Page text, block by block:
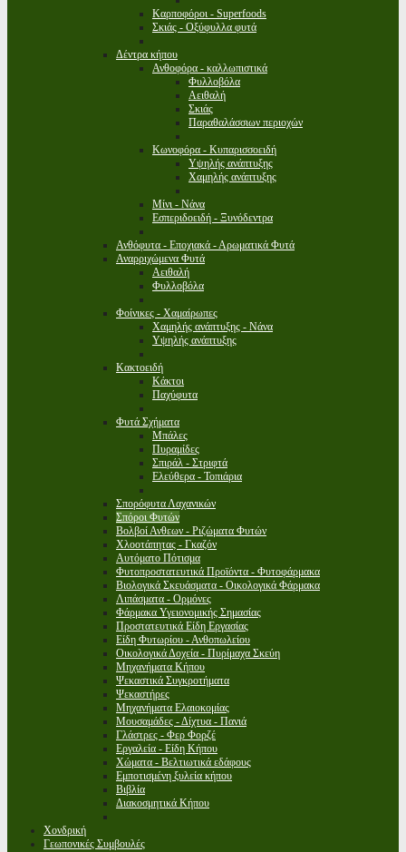
Καρποφόροι - Superfoods
Σκιάς - Οξύφυλλα φυτά
Δέντρα κήπου
Ανθοφόρα - καλλωπιστικά
Φυλλοβόλα
Αειθαλή
Σκιάς
Παραθαλάσσιων περιοχών
Κωνοφόρα - Κυπαρισσοειδή
Υψηλής ανάπτυξης
Χαμηλής ανάπτυξης
Μίνι - Νάνα
Εσπεριδοειδή - Ξυνόδεντρα
Ανθόφυτα - Εποχιακά - Αρωματικά Φυτά
Αναρριχώμενα Φυτά
Αειθαλή
Φυλλοβόλα
Φοίνικες - Χαμαίρωπες
Χαμηλής ανάπτυξης - Νάνα
Υψηλής ανάπτυξης
Κακτοειδή
Κάκτοι
Παχύφυτα
Φυτά Σχήματα
Μπάλες
Πυραμίδες
Σπιράλ - Στριφτά
Ελεύθερα - Τοπιάρια
Σπορόφυτα Λαχανικών
Σπόροι Φυτών
Βολβοί Ανθεων - Ριζώματα Φυτών
Χλοοτάπητας - Γκαζόν
Αυτόματο Πότισμα
Φυτοπροστατευτικά Προϊόντα - Φυτοφάρμακα
Βιολογικά Σκευάσματα - Οικολογικά Φάρμακα
Λιπάσματα - Ορμόνες
Φάρμακα Υγειονομικής Σημασίας
Προστατευτικά Είδη Εργασίας
Είδη Φυτωρίου - Ανθοπωλείου
Οικολογικά Δοχεία - Πυρίμαχα Σκεύη
Μηχανήματα Κήπου
Ψεκαστικά Συγκροτήματα
Ψεκαστήρες
Μηχανήματα Ελαιοκομίας
Μουσαμάδες - Δίχτυα - Πανιά
Γλάστρες - Φερ Φορζέ
Εργαλεία - Είδη Κήπου
Χώματα - Βελτιωτικά εδάφους
Εμποτισμένη ξυλεία κήπου
Βιβλία
Διακοσμητικά Κήπου
Χονδρική
Γεωπονικές Συμβουλές